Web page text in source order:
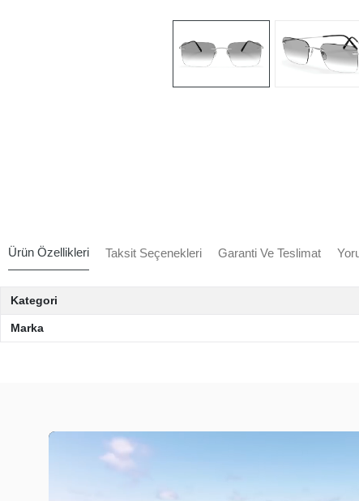
Ürün Özellikleri Taksit Seçenekleri Garanti Ve Teslimat
Kategori
Marka